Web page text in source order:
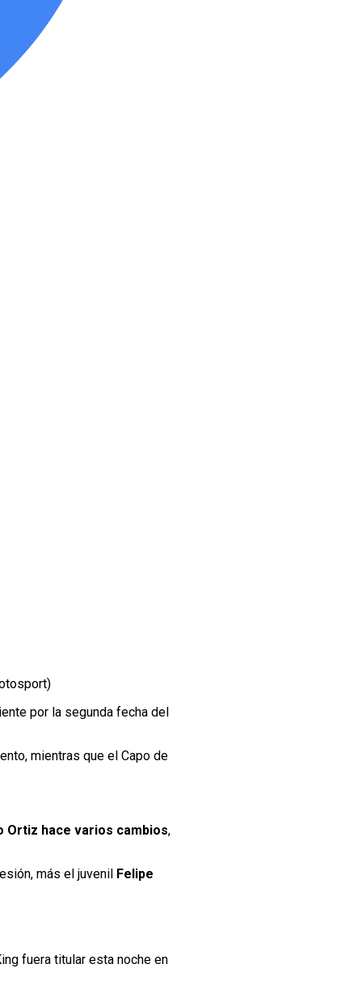
por la segunda fecha del
mientras que el Capo de
Ortiz hace varios cambios,
más el juvenil Felipe
fuera titular esta noche en